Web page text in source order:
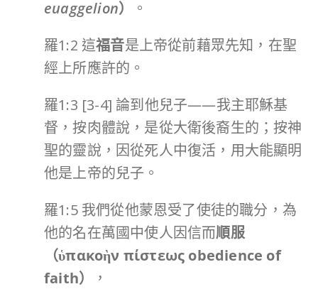
euaggelion）
。
羅1:2 這福音是上帝從前藉眾先知，在聖
經上所應許的。
羅1:3 [3-4] 論到他兒子——我主耶穌基
督，按肉體說，是從大衛後裔生的；按神
聖的靈說，因從死人中復活，用大能顯明
他是上帝的兒子。
羅1:5 我們從他蒙恩受了使徒的職分，為
他的名在萬國中使人因信而順服
（ὑπακοὴν πίστεως obedience of
faith）
，